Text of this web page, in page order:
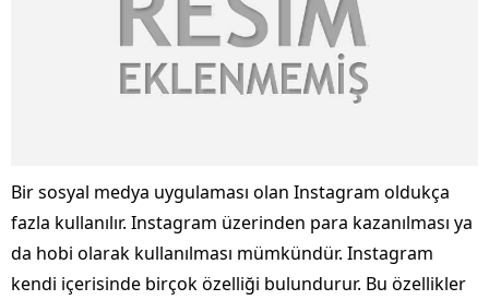
Bir sosyal medya uygulaması olan Instagram oldukça
fazla kullanılır. Instagram üzerinden para kazanılması ya
da hobi olarak kullanılması mümkündür. Instagram
kendi içerisinde birçok özelliği bulundurur. Bu özellikler